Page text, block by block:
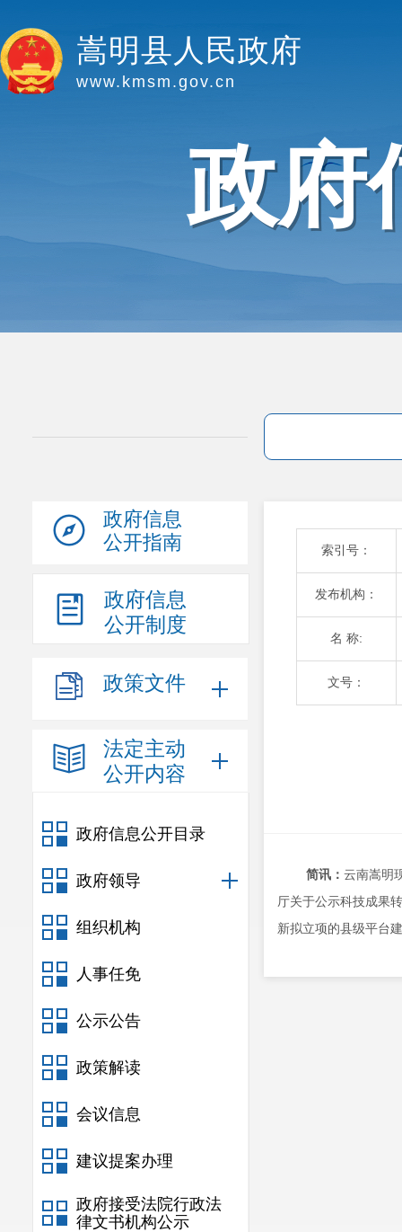
嵩明县人民政府
www.kmsm.gov.cn
政府
政府信息
公开指南
政府信息
公开制度
政策文件
法定主动
公开内容
政府信息公开目录
政府领导
组织机构
人事任免
公示公告
政策解读
会议信息
建议提案办理
政府接受法院行政法
律文书机构公示
索引号：
发布机构：
名 称:
文号：
简讯： 云南嵩明
厅关于公示科技成果
新拟立项的县级平台